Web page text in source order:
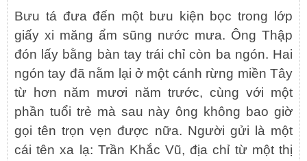
Bưu tá đưa đến một bưu kiện bọc trong lớp
giấy xi măng ẩm sũng nước mưa. Ông Thập
đón lấy bằng bàn tay trái chỉ còn ba ngón. Hai
ngón tay đã nằm lại ở một cánh rừng miền Tây
từ hơn năm mươi năm trước, cùng với một
phần tuổi trẻ mà sau này ông không bao giờ
gọi tên trọn vẹn được nữa. Người gửi là một
cái tên xa lạ: Trần Khắc Vũ, địa chỉ từ một thị